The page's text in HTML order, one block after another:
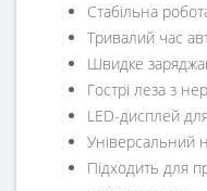
Стабільна
Тривалий час
Швидке
Гострі леза з
LED-дисплей
Універсальний
Підходить для